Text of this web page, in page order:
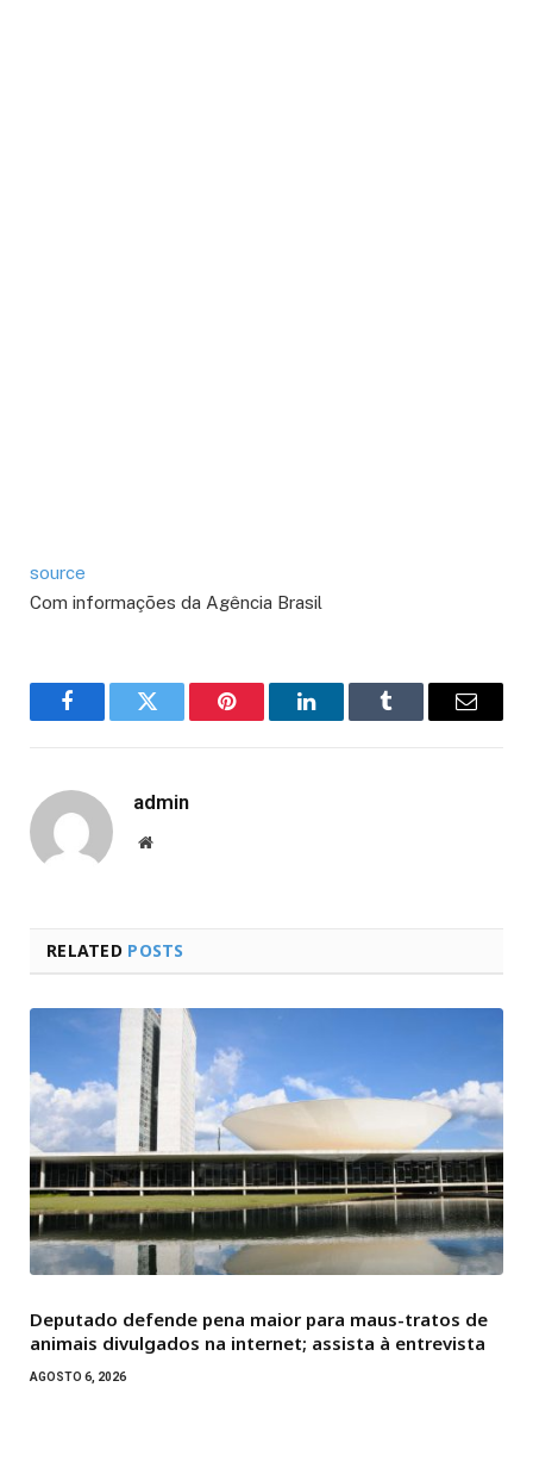
source
Com informações da Agência Brasil
FacebookTwitter Pinterest LinkedInTumblr Email
admin
Website
RELATED POSTS
Deputado defende pena maior para maus-tratos de
animais divulgados na internet; assista à entrevista
AGOSTO 6, 2026